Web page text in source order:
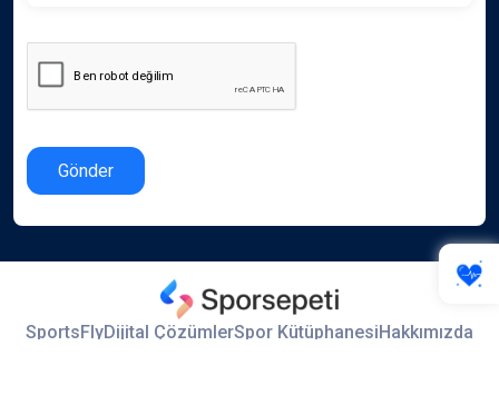
Gönder
SportsFlyDijital ÇözümlerSpor Kütüphanesi Hakkımızda